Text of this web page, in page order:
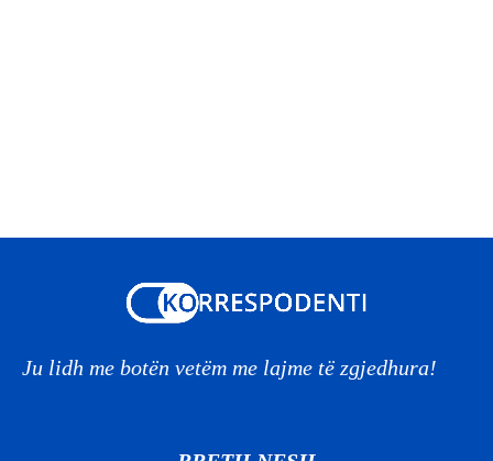
Ju lidh me botën vetëm me lajme të zgjedhura!